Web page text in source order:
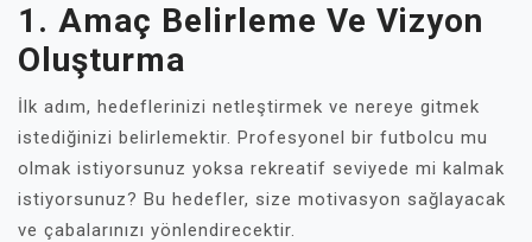
1. Amaç Belirleme Ve Vizyon
Oluşturma
İlk adım, hedeflerinizi netleştirmek ve nereye gitmek
istediğinizi belirlemektir. Profesyonel bir futbolcu mu
olmak istiyorsunuz yoksa rekreatif seviyede mi kalmak
istiyorsunuz? Bu hedefler, size motivasyon sağlayacak
ve çabalarınızı yönlendirecektir.